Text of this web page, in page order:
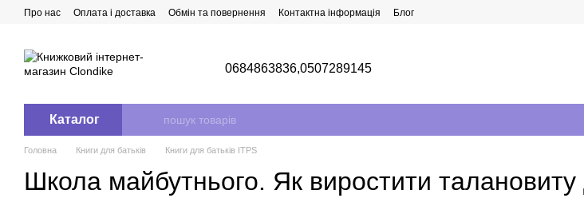
Перейти до основного контенту
Про нас Оплата і доставка Обмін та повернення Контактна інформація Блог
0684863836,0507289145
Каталог
Головна Книги для батьків Книги для батьків ITPS
Школа майбутнього. Як виростити